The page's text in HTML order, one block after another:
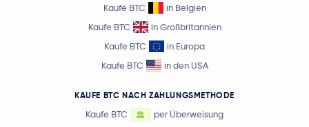
Kaufe BTC
in Belgien
Kaufe BTC
in Großbritannien
Kaufe BTC
in Europa
Kaufe BTC
in den USA
KAUFE BTC NACH ZAHLUNGSMETHODE
Kaufe BTC
per Überweisung